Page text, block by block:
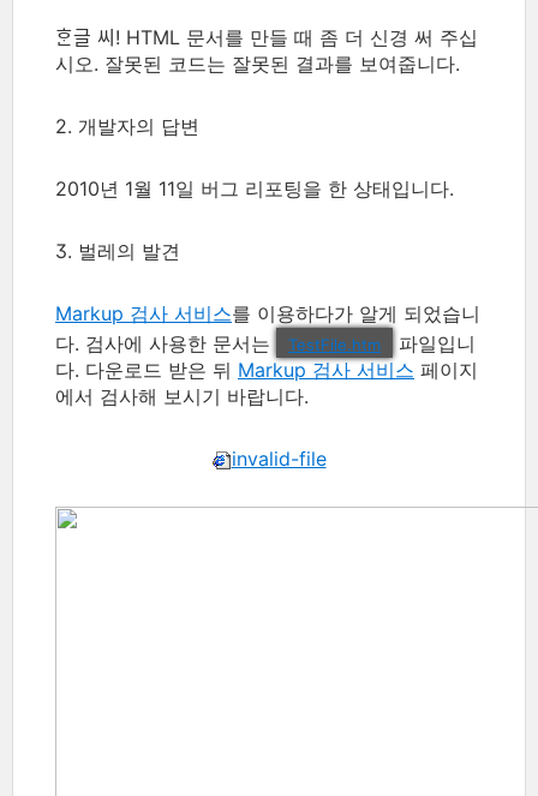
ᄒᆞᆫ글 씨! HTML 문서를 만들 때 좀 더 신경 써 주십
시오. 잘못된 코드는 잘못된 결과를 보여줍니다.
2. 개발자의 답변
2010년 1월 11일 버그 리포팅을 한 상태입니다.
3. 벌레의 발견
Markup 검사 서비스를 이용하다가 알게 되었습니
다. 검사에 사용한 문서는
TestFile.htm
파일입니
다. 다운로드 받은 뒤 Markup 검사 서비스 페이지
에서 검사해 보시기 바랍니다.
invalid-file